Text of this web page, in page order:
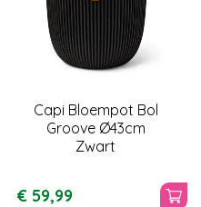
Capi Bloempot Bol
Groove Ø43cm
Zwart
€ 59,99